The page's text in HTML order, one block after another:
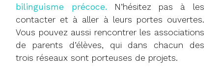
bilinguisme précoce. N’hésitez pas à les
contacter et à aller à leurs portes ouvertes.
Vous pouvez aussi rencontrer les associations
de parents d’élèves, qui dans chacun des
trois réseaux sont porteuses de projets.